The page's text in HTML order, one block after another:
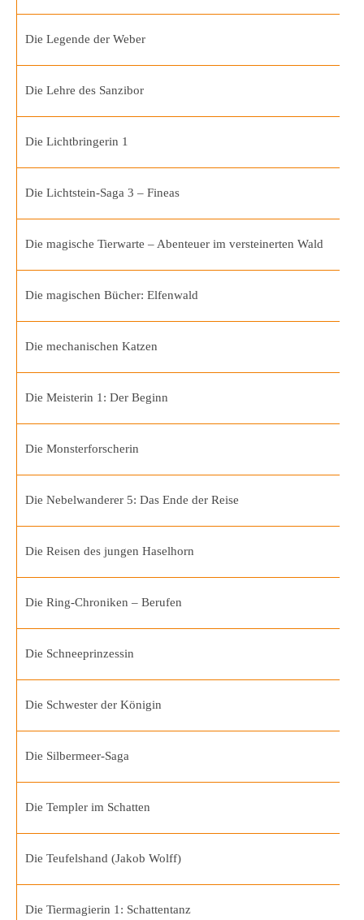
Die Legende der Weber
Die Lehre des Sanzibor
Die Lichtbringerin 1
Die Lichtstein-Saga 3 – Fineas
Die magische Tierwarte – Abenteuer im versteinerten Wald
Die magischen Bücher: Elfenwald
Die mechanischen Katzen
Die Meisterin 1: Der Beginn
Die Monsterforscherin
Die Nebelwanderer 5: Das Ende der Reise
Die Reisen des jungen Haselhorn
Die Ring-Chroniken – Berufen
Die Schneeprinzessin
Die Schwester der Königin
Die Silbermeer-Saga
Die Templer im Schatten
Die Teufelshand (Jakob Wolff)
Die Tiermagierin 1: Schattentanz